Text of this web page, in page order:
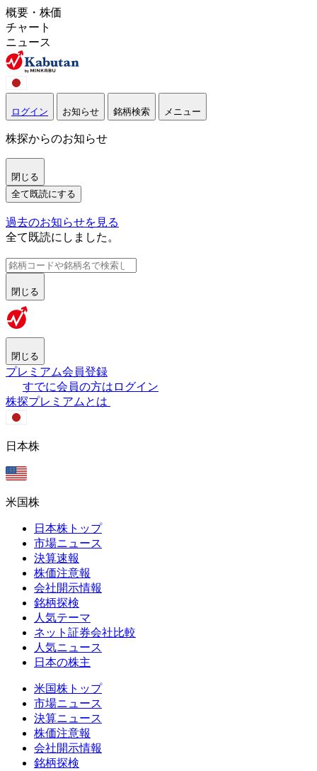
概要・株価
チャート
ニュース
ログイン お知らせ 銘柄検索 メニュー
株探からのお知らせ
閉じる
全て既読にする
過去のお知らせを見る
全て既読にしました。
閉じる
閉じる
プレミアム会員登録
すでに会員の方はログイン
株探プレミアムとは
日本株
米国株
日本株トップ
市場ニュース
決算速報
株価注意報
会社開示情報
銘柄探検
人気テーマ
ネット証券会社比較
人気ニュース
日本の株主
米国株トップ
市場ニュース
決算ニュース
株価注意報
会社開示情報
銘柄探検